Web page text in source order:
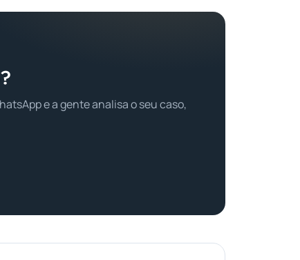
e a gente analisa o seu caso,